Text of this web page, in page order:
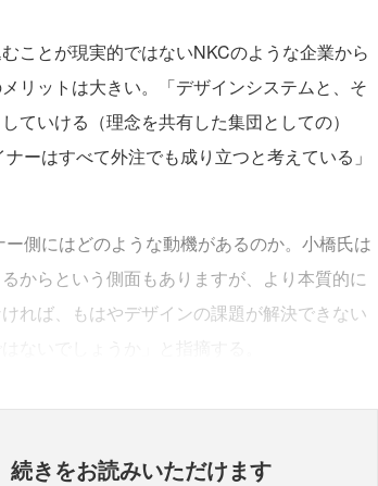
ことが現実的ではないNKCのような企業から
リットは大きい。「デザインシステムと、そ
ていける（理念を共有した集団としての）
ーはすべて外注でも成り立つと考えている」
側にはどのような動機があるのか。小橋氏は
からという側面もありますが、より本質的に
れば、もはやデザインの課題が解決できない
続きをお読みいただけます